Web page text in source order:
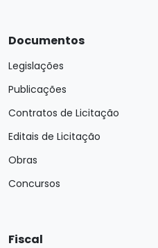
Documentos
Legislações
Publicações
Contratos de Licitação
Editais de Licitação
Obras
Concursos
Fiscal